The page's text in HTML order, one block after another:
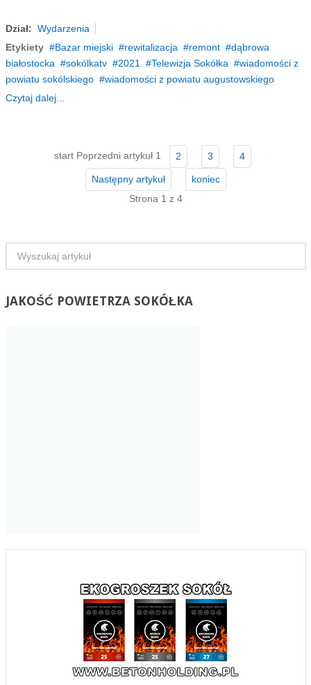
Dział: Wydarzenia
Etykiety
Bazar miejski rewitalizacja remont
dąbrowa
białostocka
sokólkatv 2021 Telewizja Sokółka
wiadomości z
powiatu sokólskiego
wiadomości z powiatu augustowskiego
Czytaj dalej...
start Poprzedni artykuł 1 2 3 4
Następny artykuł
koniec
Strona 1 z 4
JAKOŚĆPOWIETRZA SOKÓŁKA